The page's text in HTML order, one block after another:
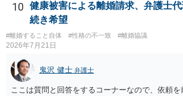
の判断が出るため、終局的な解決が見込めます
れた方が良いでしょう。
10
健康被害による離婚請求、弁護士
続き希望
#離婚すること自体 #性格の不一致 #離婚協議
2026年7月21日
鬼沢 健士 弁護士
ここは質問と回答をするコーナーなので、依頼を